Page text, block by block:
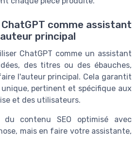
comme assistant
principal
ChatGPT comme un assistant
des titres ou des ébauches,
l'auteur principal. Cela garantit
pertinent et spécifique aux
et des utilisateurs.
du contenu SEO optimisé avec
mais en faire votre assistante,